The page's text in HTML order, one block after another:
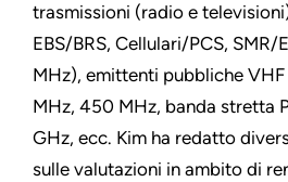
trasmissioni (radio e
EBS/BRS, Cellulari/PCS,
MHz), emittenti pubbliche
MHz, 450 MHz, banda stretta
GHz, ecc. Kim ha redatto
sulle valutazioni in ambito di